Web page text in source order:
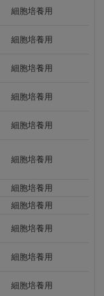
細胞培養用
細胞培養用
細胞培養用
細胞培養用
細胞培養用
細胞培養用
細胞培養用
細胞培養用
細胞培養用
細胞培養用
細胞培養用